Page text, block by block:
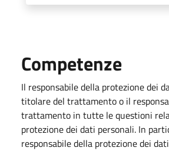
Competenze
Il responsabile della protezione dei
titolare del trattamento o il
trattamento in tutte le questioni
protezione dei dati personali. In
responsabile della protezione dei